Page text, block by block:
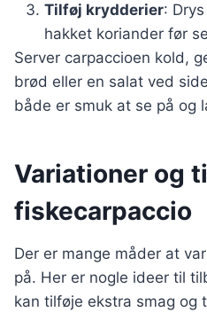
Tilføj krydderier:
hakket koriander før
Server carpaccioen kold,
brød eller en salat ved
både er smuk at se på og
Variationer og
fiskecarpaccio
Der er mange måder at
på. Her er nogle ideer til
kan tilføje ekstra smag og